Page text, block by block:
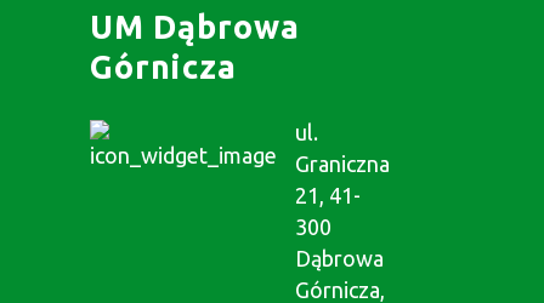
UM Dąbrowa
Górnicza
ul.
Graniczna
21, 41-
300
Dąbrowa
Górnicza,